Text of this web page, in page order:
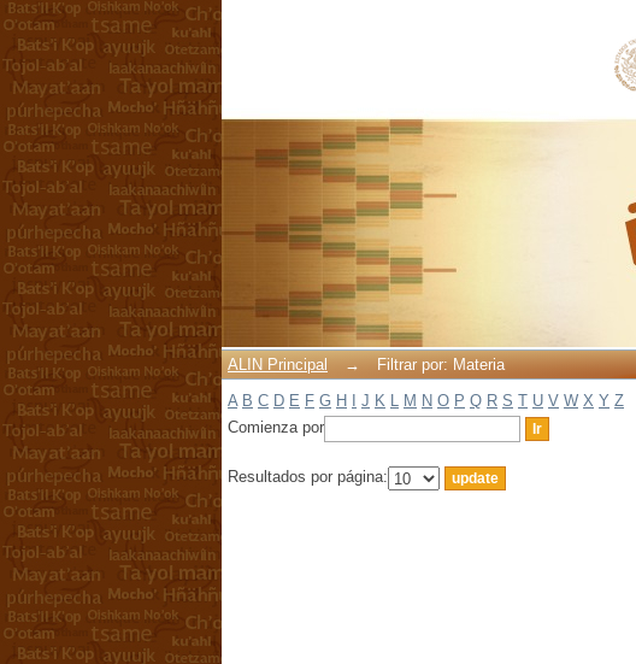
ALIN Principal →
Filtrar por: Materia
A B C D E F G H J K L M N O P Q R S T U V W X Y Z
Comienza por
Resultados por página: